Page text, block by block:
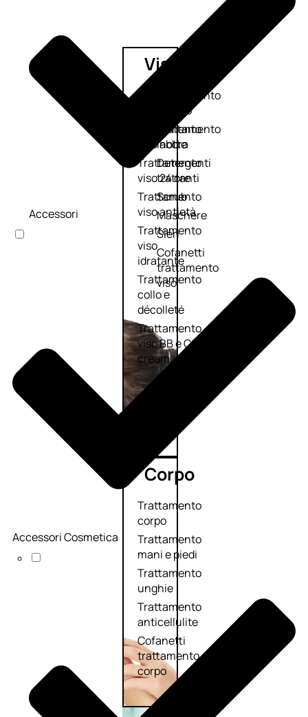
Viso
Trattamento
viso giorno
Trattamento
viso notte
Trattamento
viso 24 ore
Trattamento
viso antietà
Trattamento
viso
idratante
Trattamento
collo e
décolleté
Trattamento
viso BB e CC
cream
Trattamento
Trattamento
labbra
Detergenti
trattanti
Scrub
Maschere
Sieri
Cofanetti
trattamento
viso
Corpo
Trattamento
corpo
Trattamento
mani e piedi
Trattamento
unghie
Trattamento
anticellulite
Cofanetti
trattamento
corpo
Accessori
Accessori Cosmetica